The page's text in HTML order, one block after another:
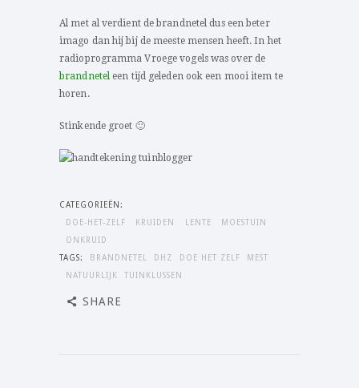
Al met al verdient de brandnetel dus een beter
imago dan hij bij de meeste mensen heeft. In het
radioprogramma Vroege vogels was over de
brandnetel een tijd geleden ook een mooi item te
horen.
Stinkende groet 🙂
CATEGORIEËN:
DOE-HET-ZELF
KRUIDEN LENTE
MOESTUIN
ONKRUID
TAGS:
BRANDNETEL DHZ DOE HET ZELF
MEST
NATUURLIJK
TUINKLUSSEN
SHARE